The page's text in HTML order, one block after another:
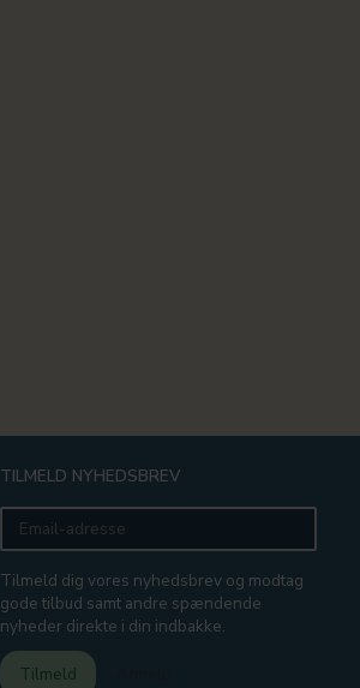
TILMELD NYHEDSBREV
Email-
adresse
Tilmeld dig vores nyhedsbrev og modtag
gode tilbud samt andre spændende
nyheder direkte i din indbakke.
Tilmeld